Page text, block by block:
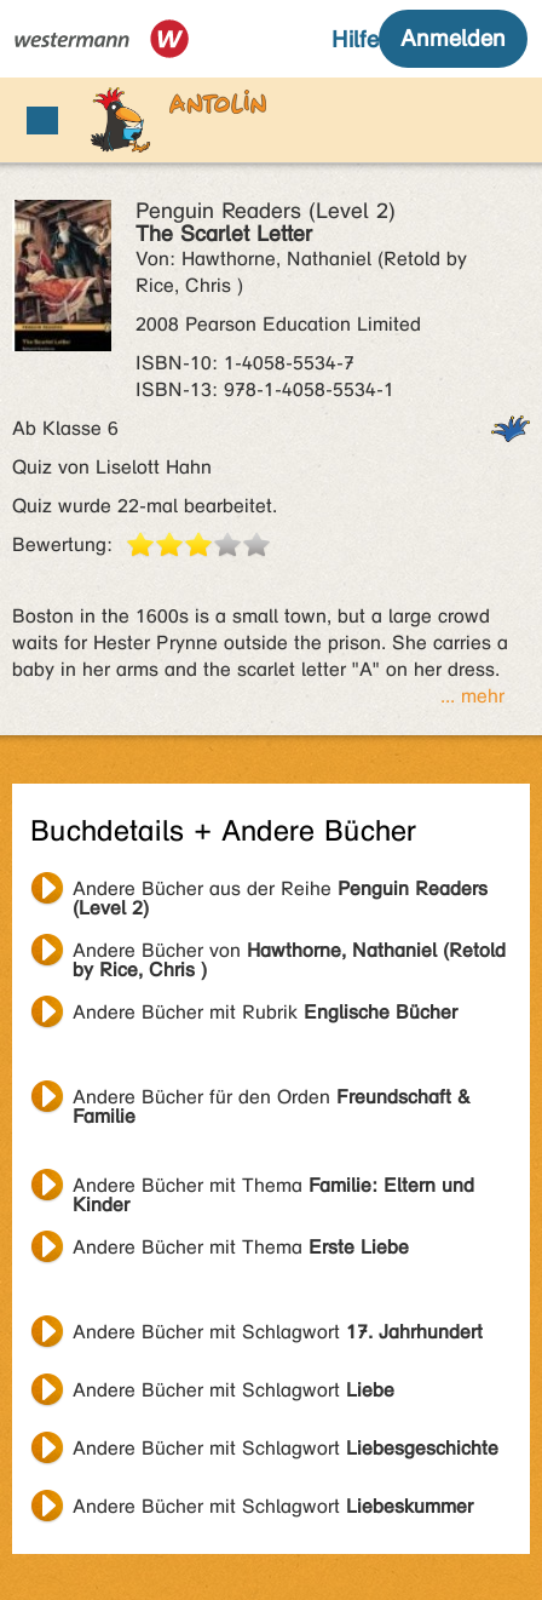
Penguin Readers (Level 2)
The Scarlet Letter
Von: Hawthorne, Nathaniel (Retold by
Rice, Chris )
2008 Pearson Education Limited
ISBN‑10: 1-4058-5534-7
ISBN‑13: 978-1-4058-5534-1
Ab Klasse 6
Quiz von Liselott Hahn
Quiz wurde 22-mal bearbeitet.
Bewertung:
Boston in the 1600s is a small town, but a large crowd
waits for Hester Prynne outside the prison. She carries a
baby in her arms and the scarlet letter "A" on her dress.
... mehr
Buchdetails + Andere Bücher
Andere Bücher aus der Reihe Penguin Readers
(Level 2)
Andere Bücher von Hawthorne, Nathaniel (Retold
by Rice, Chris )
Andere Bücher mit Rubrik Englische Bücher
Andere Bücher für den Orden Freundschaft &
Familie
Andere Bücher mit Thema Familie: Eltern und
Kinder
Andere Bücher mit Thema Erste Liebe
Andere Bücher mit Schlagwort 17. Jahrhundert
Andere Bücher mit Schlagwort Liebe
Andere Bücher mit Schlagwort Liebesgeschichte
Andere Bücher mit Schlagwort Liebeskummer